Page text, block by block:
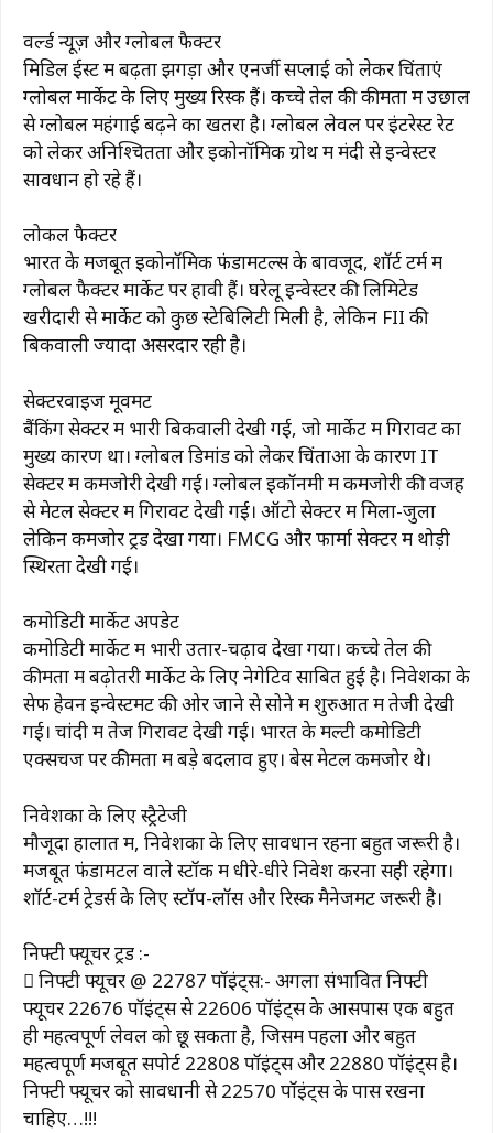
वर्ल्ड न्यूज़ और ग्लोबल फैक्टर
मिडिल ईस्ट में बढ़ता झगड़ा और एनर्जी सप्लाई को लेकर चिंताएं
ग्लोबल मार्केट के लिए मुख्य रिस्क हैं। कच्चे तेल की कीमतों में उछाल
से ग्लोबल महंगाई बढ़ने का खतरा है। ग्लोबल लेवल पर इंटरेस्ट रेट
को लेकर अनिश्चितता और इकोनॉमिक ग्रोथ में मंदी से इन्वेस्टर
सावधान हो रहे हैं।
लोकल फैक्टर
भारत के मजबूत इकोनॉमिक फंडामेंटल्स के बावजूद, शॉर्ट टर्म में
ग्लोबल फैक्टर मार्केट पर हावी हैं। घरेलू इन्वेस्टर की लिमिटेड
खरीदारी से मार्केट को कुछ स्टेबिलिटी मिली है, लेकिन FII की
बिकवाली ज्यादा असरदार रही है।
सेक्टरवाइज मूवमेंट
बैंकिंग सेक्टर में भारी बिकवाली देखी गई, जो मार्केट में गिरावट का
मुख्य कारण था। ग्लोबल डिमांड को लेकर चिंताओं के कारण IT
सेक्टर में कमजोरी देखी गई। ग्लोबल इकॉनमी में कमजोरी की वजह
से मेटल सेक्टर में गिरावट देखी गई। ऑटो सेक्टर में मिला-जुला
लेकिन कमजोर ट्रेंड देखा गया। FMCG और फार्मा सेक्टर में थोड़ी
स्थिरता देखी गई।
कमोडिटी मार्केट अपडेट
कमोडिटी मार्केट में भारी उतार-चढ़ाव देखा गया। कच्चे तेल की
कीमतों में बढ़ोतरी मार्केट के लिए नेगेटिव साबित हुई है। निवेशकों के
सेफ हेवन इन्वेस्टमेंट की ओर जाने से सोने में शुरुआत में तेजी देखी
गई। चांदी में तेज गिरावट देखी गई। भारत के मल्टी कमोडिटी
एक्सचेंज पर कीमतों में बड़े बदलाव हुए। बेस मेटल कमजोर थे।
निवेशकों के लिए स्ट्रैटेजी
मौजूदा हालात में, निवेशकों के लिए सावधान रहना बहुत जरूरी है।
मजबूत फंडामेंटल वाले स्टॉक में धीरे-धीरे निवेश करना सही रहेगा।
शॉर्ट-टर्म ट्रेडर्स के लिए स्टॉप-लॉस और रिस्क मैनेजमेंट जरूरी है।
निफ्टी फ्यूचर ट्रेंड :-
 निफ्टी फ्यूचर @ 22787 पॉइंट्स:- अगला संभावित निफ्टी
फ्यूचर 22676 पॉइंट्स से 22606 पॉइंट्स के आसपास एक बहुत
ही महत्वपूर्ण लेवल को छू सकता है, जिसमें पहला और बहुत
महत्वपूर्ण मजबूत सपोर्ट 22808 पॉइंट्स और 22880 पॉइंट्स है।
निफ्टी फ्यूचर को सावधानी से 22570 पॉइंट्स के पास रखना
चाहिए…!!!